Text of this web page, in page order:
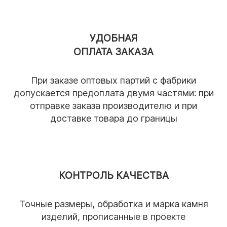
на хранение и доставку. При приобретении
изделий напрямую с фабрики, товар
исключая дополнительные логистические
расходы.
- Информирование об этапах
окончанию производства и перед
проводит полное инспектирование товара
с подробным фотоотчетом, который мы
УДОБНАЯ
ОПЛАТА ЗАКАЗА
При заказе оптовых партий с фабрики
допускается предоплата двумя частями: при
отправке заказа производителю и при
доставке товара до границы
КОНТРОЛЬ КАЧЕСТВА
Точные размеры, обработка и марка камня
изделий, прописанные в проекте